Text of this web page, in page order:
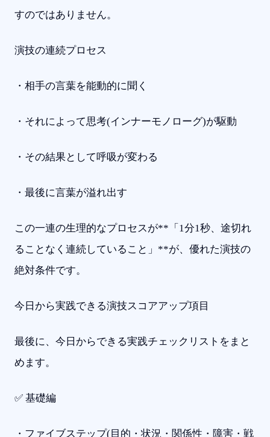
すのではありません。
演技の連続プロセス
・相手の言葉を能動的に聞く
・それによって思考(インナーモノローグ)が駆動
・その結果として呼吸が変わる
・最後に言葉が溢れ出す
この一連の生理的なプロセスが**「1分1秒、途切れ
ることなく連続していること」**が、優れた演技の
絶対条件です。
今日から実践できる演技スコアアップ項目
最後に、今日からできる実践チェックリストをまと
めます。
✅ 基礎編
・ファイブステップ(目的・状況・関係性・障害・戦